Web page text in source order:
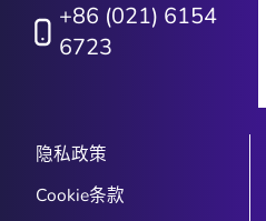
+86 (021) 6154
6723
隐私政策
Cookie条款